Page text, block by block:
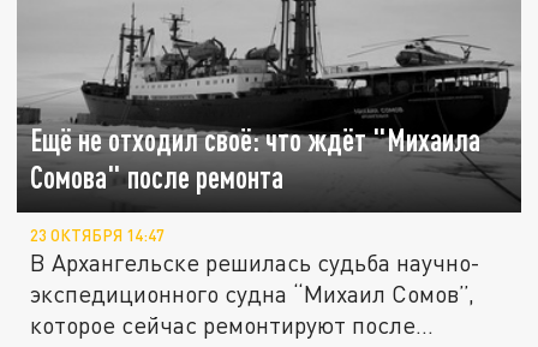
Ещё не отходил своё: что ждёт "Михаила
Сомова" после ремонта
23 ОКТЯБРЯ 14:47
В Архангельске решилась судьба научно-
экспедиционного судна “Михаил Сомов”,
которое сейчас ремонтируют после...